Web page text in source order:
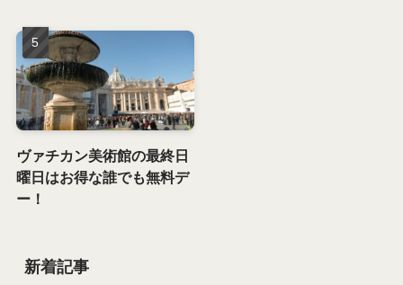
ヴァチカン美術館の最終日
曜日はお得な誰でも無料デ
ー！
新着記事